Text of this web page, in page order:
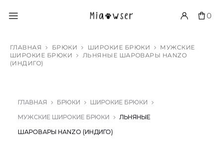
0
ГЛАВНАЯ БРЮКИ ШИРОКИЕ БРЮКИ
МУЖСКИЕ
ШИРОКИЕ БРЮКИ
ЛЬНЯНЫЕ ШАРОВАРЫ HANZO
(ИНДИГО)
ГЛАВНАЯ БРЮКИ
ШИРОКИЕ БРЮКИ
МУЖСКИЕ ШИРОКИЕ БРЮКИ
ЛЬНЯНЫЕ
ШАРОВАРЫ HANZO (ИНДИГО)